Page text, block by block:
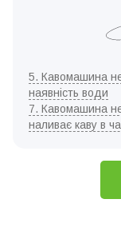
5. Кавомашина
наявність води
7. Кавомашина
наливає каву в